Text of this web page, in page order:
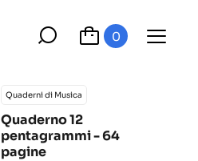
0
Quaderni di Musica
Quaderno 12
pentagrammi - 64
pagine